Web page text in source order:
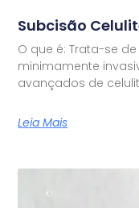
Subcisão
O que é: Trata-se
minimamente
avançados de
Leia Mais